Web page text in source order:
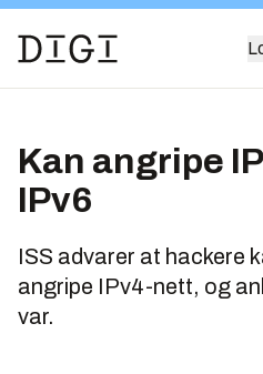
Kan angripe
IPv6
ISS advarer at hackere
angripe IPv4-nett, og
var.